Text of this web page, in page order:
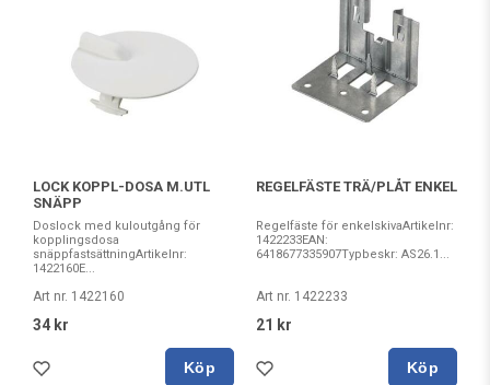
LOCK KOPPL-DOSA M.UTL
SNÄPP
Doslock med kuloutgång för
kopplingsdosa
snäppfastsättningArtikelnr:
1422160E...
Art nr. 1422160
34 kr
Köp
REGELFÄSTE TRÄ/PLÅT ENKEL
Regelfäste för enkelskivaArtikelnr:
1422233EAN:
6418677335907Typbeskr: AS26.1...
Art nr. 1422233
21 kr
Köp